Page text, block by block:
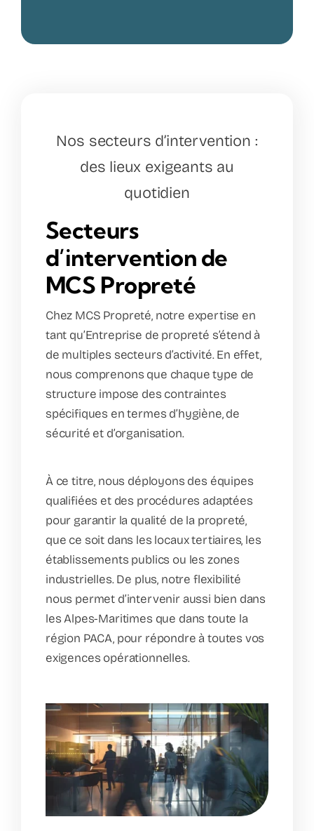
Nos secteurs d’intervention :
des lieux exigeants au
quotidien
Secteurs
d’intervention de
MCS Propreté
Chez MCS Propreté, notre expertise en
tant qu’Entreprise de propreté s’étend à
de multiples secteurs d’activité. En effet,
nous comprenons que chaque type de
structure impose des contraintes
spécifiques en termes d’hygiène, de
sécurité et d’organisation.
À ce titre, nous déployons des équipes
qualifiées et des procédures adaptées
pour garantir la qualité de la propreté,
que ce soit dans les locaux tertiaires, les
établissements publics ou les zones
industrielles. De plus, notre flexibilité
nous permet d’intervenir aussi bien dans
les Alpes-Maritimes que dans toute la
région PACA, pour répondre à toutes vos
exigences opérationnelles.